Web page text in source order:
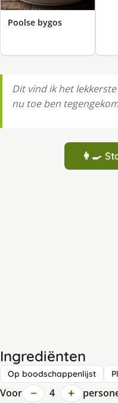
Poolse bygos
Dit vind ik het
nu toe ben
👩‍🍳
Ingrediënten
Op boodschappenlijst
Voor − 4 +